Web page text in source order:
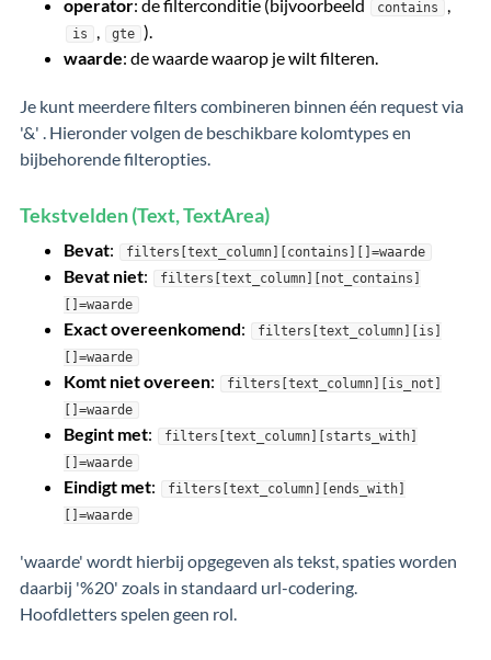
operator: de filterconditie (bijvoorbeeld contains ,
is , gte ).
waarde: de waarde waarop je wilt filteren.
Je kunt meerdere filters combineren binnen één request via
'&' . Hieronder volgen de beschikbare kolomtypes en
bijbehorende filteropties.
Tekstvelden (Text, TextArea)
Bevat: filters[text_column][contains][]=waarde
Bevat niet:
filters[text_column][not_contains]
[]=waarde
Exact overeenkomend:
filters[text_column][is]
[]=waarde
Komt niet overeen:
filters[text_column][is_not]
[]=waarde
Begint met:
filters[text_column][starts_with]
[]=waarde
Eindigt met:
filters[text_column][ends_with]
[]=waarde
'waarde' wordt hierbij opgegeven als tekst, spaties worden
daarbij '%20' zoals in standaard url-codering.
Hoofdletters spelen geen rol.